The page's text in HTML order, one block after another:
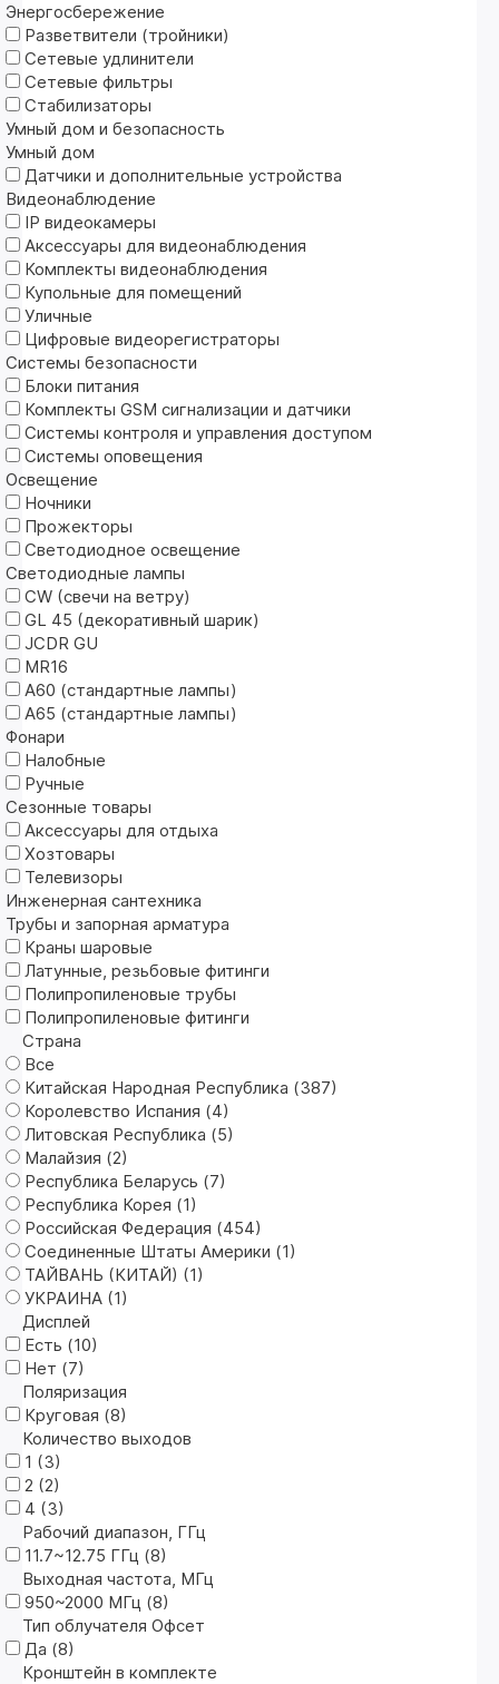
Энергосбережение
Разветвители (тройники)
Сетевые удлинители
Сетевые фильтры
Стабилизаторы
Умный дом и безопасность
Умный дом
Датчики и дополнительные устройства
Видеонаблюдение
IP видеокамеры
Аксессуары для видеонаблюдения
Комплекты видеонаблюдения
Купольные для помещений
Уличные
Цифровые видеорегистраторы
Системы безопасности
Блоки питания
Комплекты GSM сигнализации и датчики
Системы контроля и управления доступом
Системы оповещения
Освещение
Ночники
Прожекторы
Светодиодное освещение
Светодиодные лампы
CW (свечи на ветру)
GL 45 (декоративный шарик)
JCDR GU
MR16
А60 (стандартные лампы)
А65 (стандартные лампы)
Фонари
Налобные
Ручные
Сезонные товары
Аксессуары для отдыха
Хозтовары
Телевизоры
Инженерная сантехника
Трубы и запорная арматура
Краны шаровые
Латунные, резьбовые фитинги
Полипропиленовые трубы
Полипропиленовые фитинги
Страна
Все
Китайская Народная Республика (387)
Королевство Испания (4)
Литовская Республика (5)
Малайзия (2)
Республика Беларусь (7)
Республика Корея (1)
Российская Федерация (454)
Соединенные Штаты Америки (1)
ТАЙВАНЬ (КИТАЙ) (1)
УКРАИНА (1)
Дисплей
Есть (10)
Нет (7)
Поляризация
Круговая (8)
Количество выходов
1 (3)
2 (2)
4 (3)
Рабочий диапазон, ГГц
11.7~12.75 ГГц (8)
Выходная частота, МГц
950~2000 МГц (8)
Тип облучателя Офсет
Да (8)
Кронштейн в комплекте